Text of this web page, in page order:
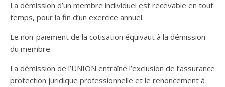
La démission d’un membre individuel est recevable en tout
temps, pour la fin d’un exercice annuel.
Le non-paiement de la cotisation équivaut à la démission
du membre.
La démission de l’UNION entraîne l’exclusion de l’assurance
protection juridique professionnelle et le renoncement à